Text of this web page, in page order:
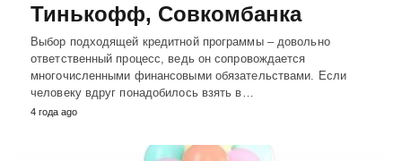
Тинькофф, Совкомбанка
Выбор подходящей кредитной программы – довольно
ответственный процесс, ведь он сопровождается
многочисленными финансовыми обязательствами. Если
человеку вдруг понадобилось взять в…
4 года ago